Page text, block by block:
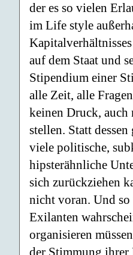
der es so vielen
im Life style
auf dem Staat und
Stipendium einer
alle Zeit, alle
keinen Druck, auch
stellen. Statt
viele politische,
hipsterähnliche
sich zurückziehen
nicht voran. Und
Exilanten
organisieren